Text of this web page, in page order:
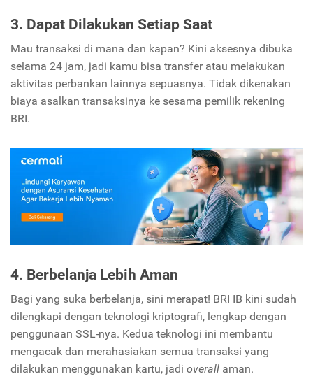
3. Dapat Dilakukan Setiap Saat
Mau transaksi di mana dan kapan? Kini aksesnya dibuka
selama 24 jam, jadi kamu bisa transfer atau melakukan
aktivitas perbankan lainnya sepuasnya. Tidak dikenakan
biaya asalkan transaksinya ke sesama pemilik rekening
BRI.
4. Berbelanja Lebih Aman
Bagi yang suka berbelanja, sini merapat! BRI IB kini sudah
dilengkapi dengan teknologi kriptografi, lengkap dengan
penggunaan SSL-nya. Kedua teknologi ini membantu
mengacak dan merahasiakan semua transaksi yang
dilakukan menggunakan kartu, jadi overall aman.